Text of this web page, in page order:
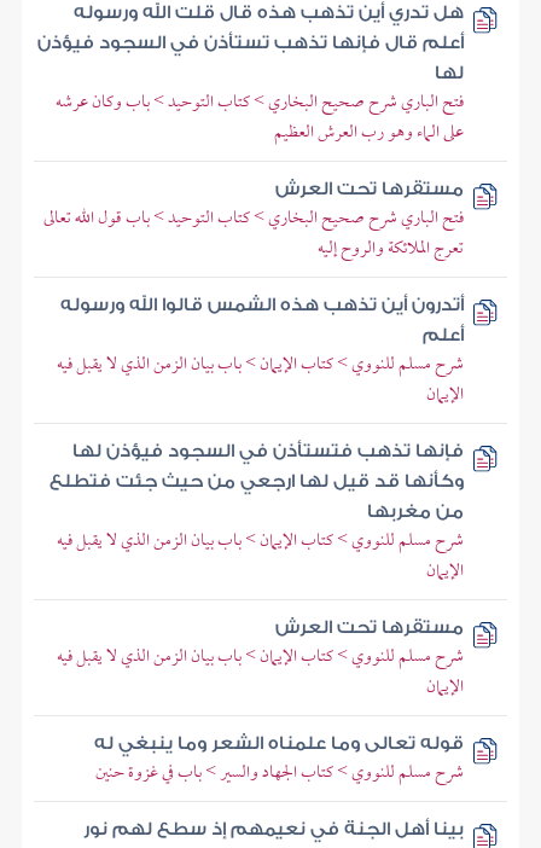
هل تدري أين تذهب هذه قال قلت الله ورسوله
أعلم قال فإنها تذهب تستأذن في السجود فيؤذن
لها
فتح الباري شرح صحيح البخاري > كتاب التوحيد > باب وكان عرشه
على الماء وهو رب العرش العظيم
مستقرها تحت العرش
فتح الباري شرح صحيح البخاري > كتاب التوحيد > باب قول الله تعالى
تعرج الملائكة والروح إليه
أتدرون أين تذهب هذه الشمس قالوا الله ورسوله
أعلم
شرح مسلم للنووي > كتاب الإيمان > باب بيان الزمن الذي لا يقبل فيه
الإيمان
فإنها تذهب فتستأذن في السجود فيؤذن لها
وكأنها قد قيل لها ارجعي من حيث جئت فتطلع
من مغربها
شرح مسلم للنووي > كتاب الإيمان > باب بيان الزمن الذي لا يقبل فيه
الإيمان
مستقرها تحت العرش
شرح مسلم للنووي > كتاب الإيمان > باب بيان الزمن الذي لا يقبل فيه
الإيمان
قوله تعالى وما علمناه الشعر وما ينبغي له
شرح مسلم للنووي > كتاب الجهاد والسير > باب في غزوة حنين
بينا أهل الجنة في نعيمهم إذ سطع لهم نور